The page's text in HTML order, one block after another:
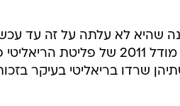
שהיא לא עלתה על זה עד
בוגרת האח הגדול היא מודל
שרדו בריאליטי בעיקר